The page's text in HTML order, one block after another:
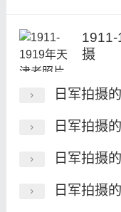
1911-
摄
日军拍摄
日军拍摄
日军拍摄
日军拍摄